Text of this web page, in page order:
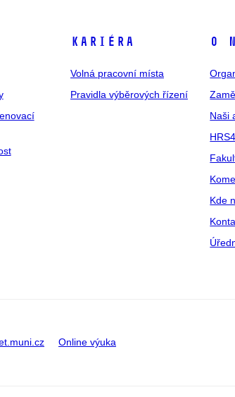
Kariéra
Volná pracovní místa
Pravidla výběrových řízení
O
Naši
Kde
Online výuka